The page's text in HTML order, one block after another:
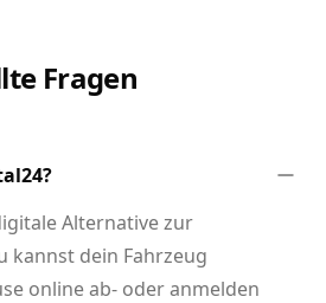
Fragen
Alternative zur
kannst dein Fahrzeug
online ab- oder anmelden